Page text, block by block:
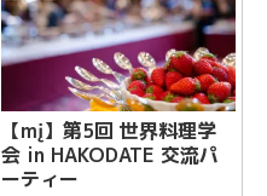
【mį】第5回 世界料理学
会 in HAKODATE 交流パ
ーティー